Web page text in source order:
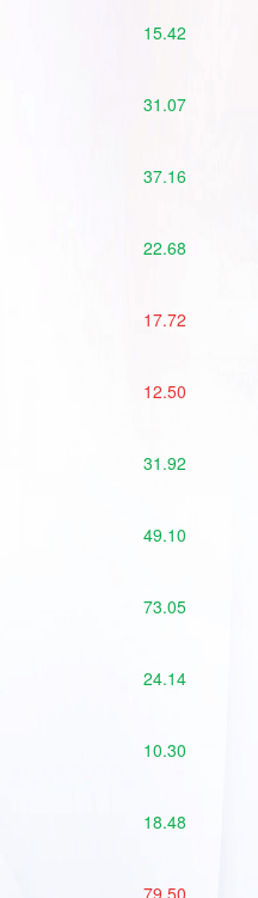
15.42
31.07
37.16
22.68
17.72
12.50
31.92
49.10
73.05
24.14
10.30
18.48
79.50